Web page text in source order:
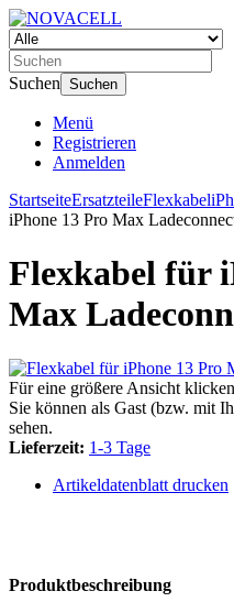
Suchen Suchen
Menü
Registrieren
Anmelden
StartseiteErsatzteileFlexkabel
iPhone 13 Pro Max
Flexkabel für
Max
Für eine größere Ansicht
Sie können als Gast (bzw. mit
sehen.
Lieferzeit: 1-3 Tage
Artikeldatenblatt drucken
Produktbeschreibung